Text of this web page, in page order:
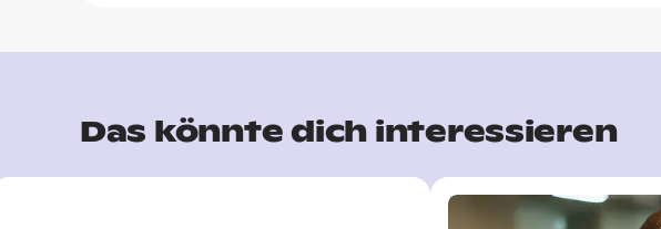
Das könnte dich interessieren